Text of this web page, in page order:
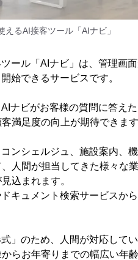
えるAI接客ツール「AIナビ」
ール「AIナビ」は、管理画
始できるサービスです。
ナビがお客様の質問に答え
満足度の向上が期待できます
ンシェルジュ、施設案内、
人間が担当してきた様々な
込まれます。
キュメント検索サービスか
」のため、人間が対応して
らお年寄りまでの幅広い年